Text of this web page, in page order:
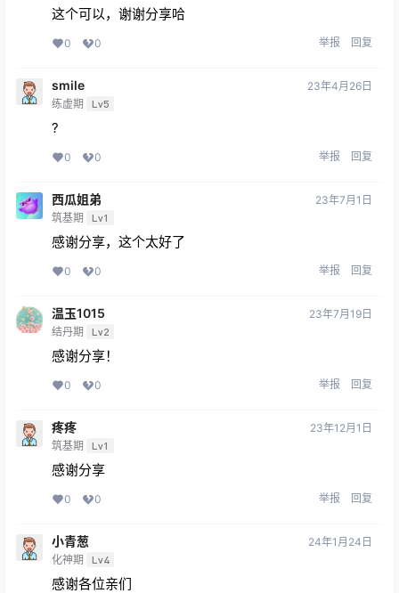
这个可以，谢谢分享哈
0 0 举报 回复
smile
练虚期 Lv5
23年4月26日
?
0 0 举报 回复
西瓜姐弟
筑基期 Lv1
23年7月1日
感谢分享，这个太好了
0 0 举报 回复
温玉1015
结丹期 Lv2
23年7月19日
感谢分享！
0 0 举报 回复
疼疼
筑基期 Lv1
23年12月1日
感谢分享
0 0 举报 回复
小青葱
化神期 Lv4
24年1月24日
感谢各位亲们